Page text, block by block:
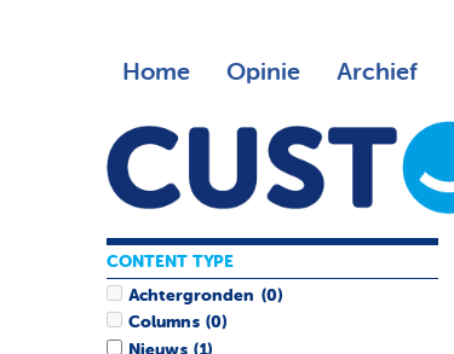
Home Opinie Archief
CONTENT TYPE
Achtergronden (0)
Columns (0)
Nieuws (1)